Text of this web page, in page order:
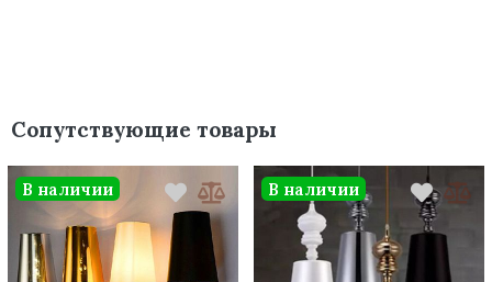
Сопутствующие товары
В наличии В наличии